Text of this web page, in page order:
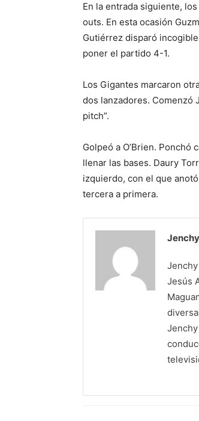
En la entrada siguiente,
outs. En esta ocasión
Gutiérrez disparó
poner el partido 4-1.
Los Gigantes marcaron
dos lanzadores. Comenzó
pitch”.
Golpeó a O’Brien.
llenar las bases. Daury
izquierdo, con el que
tercera a primera.
Jesús